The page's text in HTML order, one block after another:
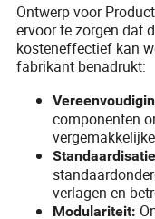
Ontwerp voor
ervoor te zorgen dat
kosteneffectief kan
fabrikant benadrukt:
componenten
verlagen en
Modulariteit: